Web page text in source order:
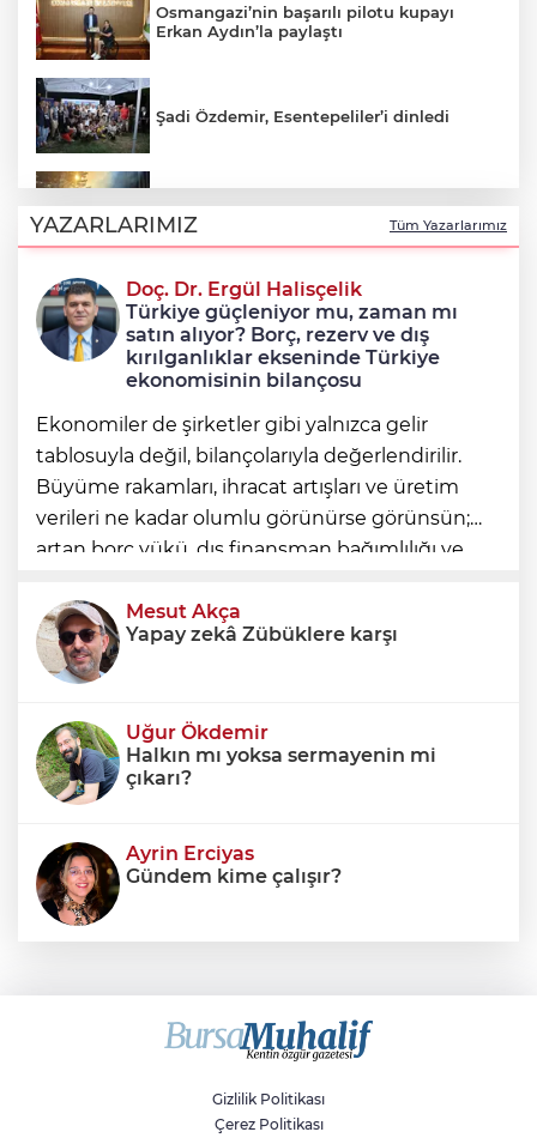
Osmangazi’nin başarılı pilotu kupayı
Erkan Aydın’la paylaştı
Şadi Özdemir, Esentepeliler’i dinledi
söndürüldü
Avcılar Belediye Başkanı Utku Caner
Çaykara tahliye edildi
YAZARLARIMIZ Tüm Yazarlarımız
Doç. Dr. Ergül Halisçelik
Türkiye güçleniyor mu, zaman mı
satın alıyor? Borç, rezerv ve dış
kırılganlıklar ekseninde Türkiye
ekonomisinin bilançosu
Ekonomiler de şirketler gibi yalnızca gelir
tablosuyla değil, bilançolarıyla değerlendirilir.
Büyüme rakamları, ihracat artışları ve üretim
verileri ne kadar olumlu görünürse görünsün;
artan borç yükü, dış finansman bağımlılığı ve
alınmadığında ortaya eksik
Mesut Akça
Yapay zekâ Zübüklere karşı
Uğur Ökdemir
Halkın mı yoksa sermayenin mi
çıkarı?
Ayrin Erciyas
Gündem kime çalışır?
Savaşların gölgesinde engellilik,
doğa ve kaybedilen gelecek
Gizlilik Politikası
Çerez Politikası